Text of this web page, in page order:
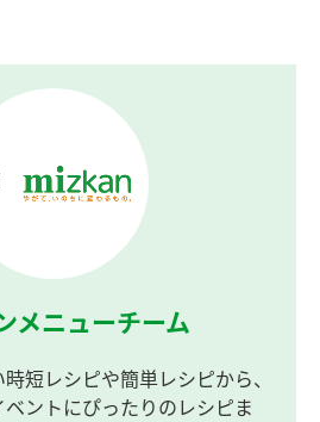
メニューチーム
短レシピや簡単レシピから、
ントにぴったりのレシピま